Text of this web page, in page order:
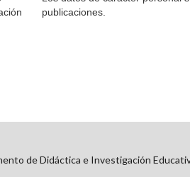
publicaciones.
de Didáctica e Investigación